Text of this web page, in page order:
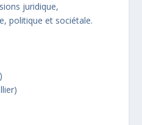
juridique,
politique et sociétale.